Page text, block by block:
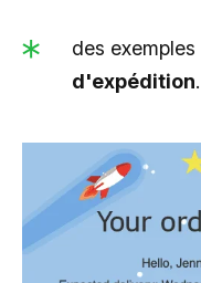
des exemples
d'expédition.